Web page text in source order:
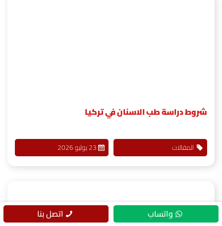
شروط دراسة طب الاسنان في تركيا
المقالات 23 يوليو 2026
واتساب اتصل بنا